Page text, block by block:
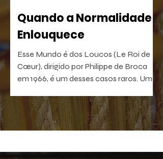
Quando a Normalidade
Enlouquece
Esse Mundo é dos Loucos (Le Roi de
Cœur), dirigido por Philippe de Broca
em 1966, é um desses casos raros. Uma
devastadora no que sugere. Um filme
que, quanto mais distante fica no
tempo, mais próximo parece de nós.